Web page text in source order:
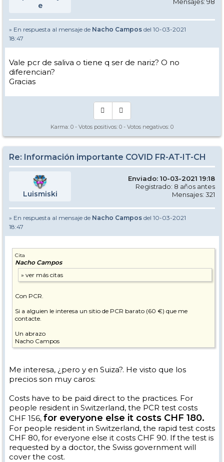
e
» En respuesta al mensaje de Nacho Campos del 10-03-2021
18:47
Vale pcr de saliva o tiene q ser de nariz? O no
diferencian?
Gracias
Karma: 0 - Votos positivos: 0 - Votos negativos: 0
Re: Información importante COVID FR-AT-IT-CH
Luismiski
Enviado: 10-03-2021 19:18
Registrado: 8 años antes
Mensajes: 321
» En respuesta al mensaje de Nacho Campos del 10-03-2021
18:47
Cita
Nacho Campos
Con PCR.
Si a alguien le interesa un sitio de PCR barato (60 €) que me
contacte.
Un abrazo
Nacho Campos
Me interesa, ¿pero y en Suiza?. He visto que los
precios son muy caros:
Costs have to be paid direct to the practices. For
people resident in Switzerland, the PCR test costs
CHF 156, for everyone else it costs CHF 180.
For people resident in Switzerland, the rapid test costs
CHF 80, for everyone else it costs CHF 90. If the test is
requested by a doctor, the Swiss government will
cover the cost.